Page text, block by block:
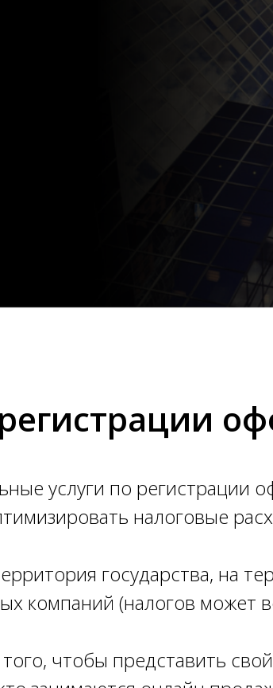
в
100%
услуги по
налоговые
государства, на
компаний (налогов может
чтобы представить